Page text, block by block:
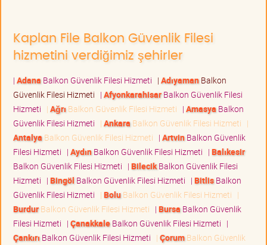
Kaplan File Balkon Güvenlik Filesi
hizmetini verdiğimiz şehirler
| Adana Balkon Güvenlik Filesi Hizmeti | AdıyamanBalkon
Güvenlik Filesi Hizmeti | AfyonkarahisarBalkon Güvenlik Filesi
Hizmeti | Ağrı Balkon Güvenlik Filesi Hizmeti | Amasya Balkon
Güvenlik Filesi Hizmeti | Ankara Balkon Güvenlik Filesi Hizmeti |
Antalya Balkon Güvenlik Filesi Hizmeti | ArtvinBalkon Güvenlik
Filesi Hizmeti | AydınBalkon Güvenlik Filesi Hizmeti | Balıkesir
Balkon Güvenlik Filesi Hizmeti | BilecikBalkon Güvenlik Filesi
Hizmeti | Bingöl Balkon Güvenlik Filesi Hizmeti | BitlisBalkon
Güvenlik Filesi Hizmeti | BoluBalkon Güvenlik Filesi Hizmeti |
BurdurBalkon Güvenlik Filesi Hizmeti | Bursa Balkon Güvenlik
Filesi Hizmeti | ÇanakkaleBalkon Güvenlik Filesi Hizmeti |
Çankırı Balkon Güvenlik Filesi Hizmeti | ÇorumBalkon Güvenlik